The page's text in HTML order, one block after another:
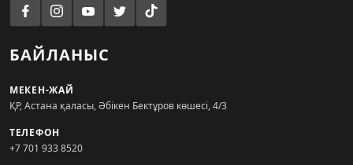
БАЙЛАНЫС
МЕКЕН-ЖАЙ
ҚР, Астана қаласы, Әбікен Бектұров көшесі, 4/3
ТЕЛЕФОН
+7 701 933 8520